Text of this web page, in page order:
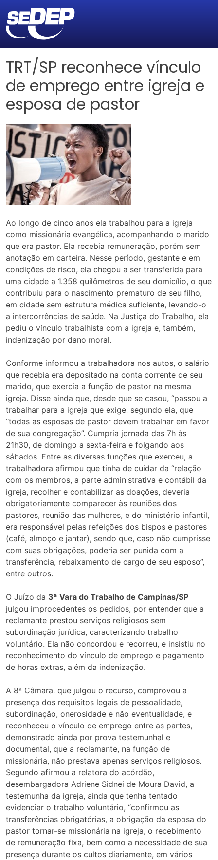
TRT/SP reconhece vínculo
de emprego entre igreja e
esposa de pastor
Ao longo de cinco anos ela trabalhou para a igreja
como missionária evangélica, acompanhando o marido
que era pastor. Ela recebia remuneração, porém sem
anotação em carteira. Nesse período, gestante e em
condições de risco, ela chegou a ser transferida para
uma cidade a 1.358 quilômetros de seu domicílio, o que
contribuiu para o nascimento prematuro de seu filho,
em cidade sem estrutura médica suficiente, levando-o
a intercorrências de saúde. Na Justiça do Trabalho, ela
pediu o vínculo trabalhista com a igreja e, também,
indenização por dano moral.
Conforme informou a trabalhadora nos autos, o salário
que recebia era depositado na conta corrente de seu
marido, que exercia a função de pastor na mesma
igreja. Disse ainda que, desde que se casou, “passou a
trabalhar para a igreja que exige, segundo ela, que
“todas as esposas de pastor devem trabalhar em favor
de sua congregação”. Cumpria jornada das 7h às
21h30, de domingo a sexta-feira e folgando aos
sábados. Entre as diversas funções que exerceu, a
trabalhadora afirmou que tinha de cuidar da “relação
com os membros, a parte administrativa e contábil da
igreja, recolher e contabilizar as doações, deveria
obrigatoriamente comparecer às reuniões dos
pastores, reunião das mulheres, e do ministério infantil,
era responsável pelas refeições dos bispos e pastores
(café, almoço e jantar), sendo que, caso não cumprisse
com suas obrigações, poderia ser punida com a
transferência, rebaixamento de cargo de seu esposo”,
entre outros.
O Juízo da 3ª Vara do Trabalho de Campinas/SP
julgou improcedentes os pedidos, por entender que a
reclamante prestou serviços religiosos sem
subordinação jurídica, caracterizando trabalho
voluntário. Ela não concordou e recorreu, e insistiu no
reconhecimento do vínculo de emprego e pagamento
de horas extras, além da indenização.
A 8ª Câmara, que julgou o recurso, comprovou a
presença dos requisitos legais de pessoalidade,
subordinação, onerosidade e não eventualidade, e
reconheceu o vínculo de emprego entre as partes,
demonstrado ainda por prova testemunhal e
documental, que a reclamante, na função de
missionária, não prestava apenas serviços religiosos.
Segundo afirmou a relatora do acórdão,
desembargadora Adriene Sidnei de Moura David, a
testemunha da igreja, ainda que tenha tentado
evidenciar o trabalho voluntário, “confirmou as
transferências obrigatórias, a obrigação da esposa do
pastor tornar-se missionária na igreja, o recebimento
de remuneração fixa, bem como a necessidade de sua
presença durante os cultos diariamente, em vários